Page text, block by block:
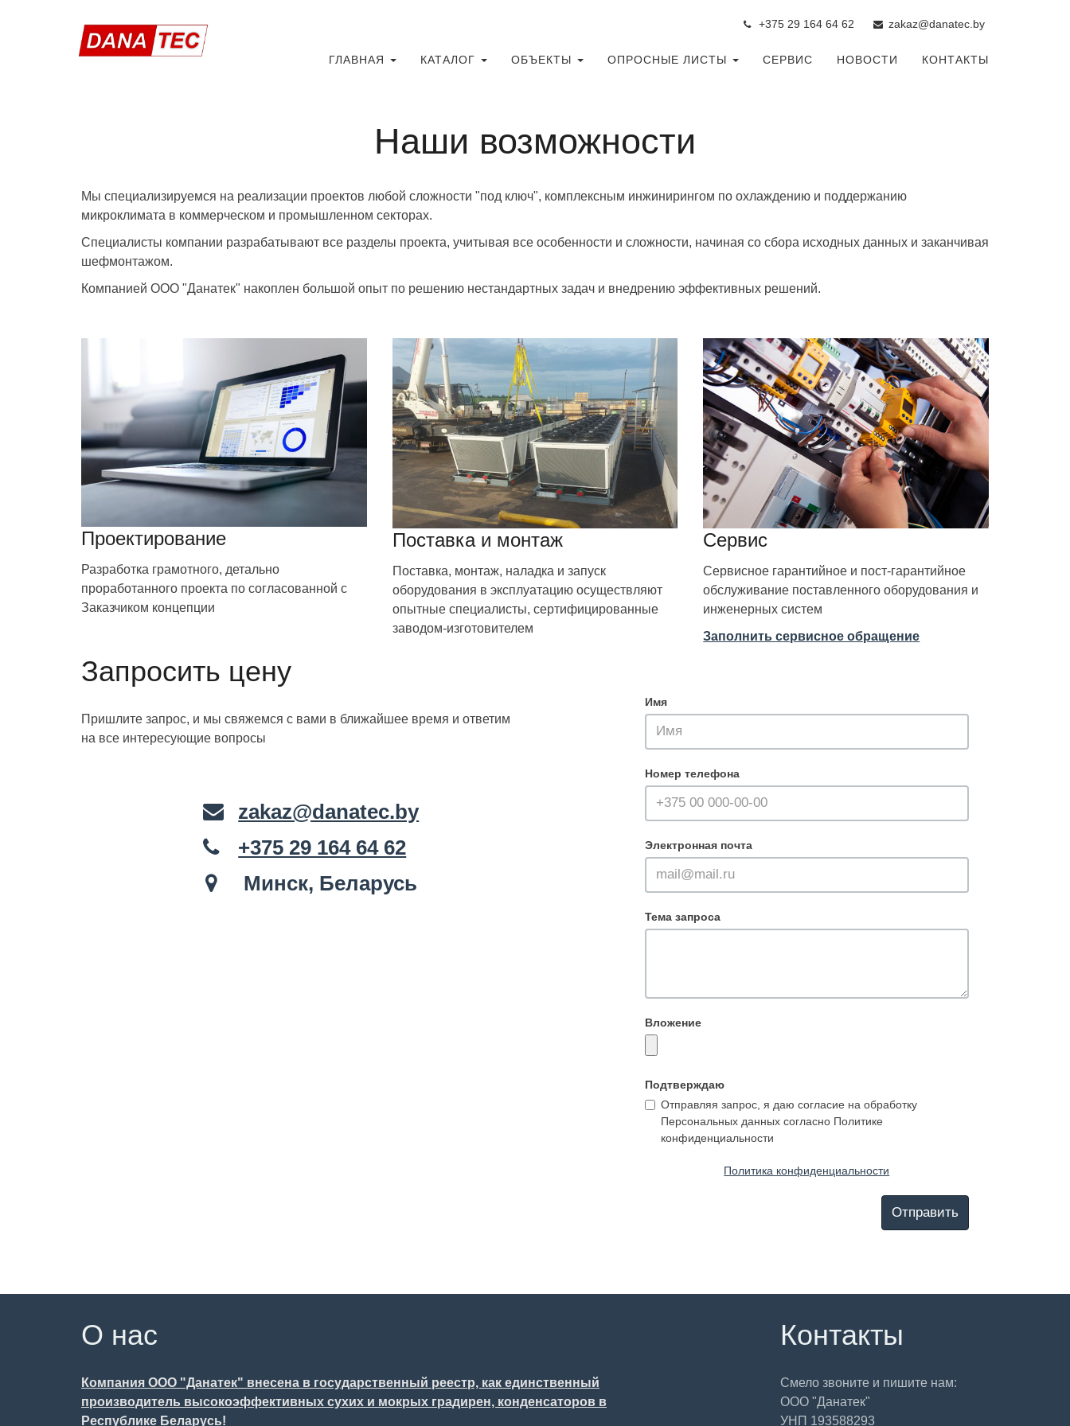
+375 29 164 64 62 zakaz@danatec.by
ГЛАВНАЯ КАТАЛОГ ОБЪЕКТЫ ОПРОСНЫЕ ЛИСТЫ СЕРВИС НОВОСТИ КОНТАКТЫ
Наши возможности
Мы специализируемся на реализации проектов любой сложности "под ключ", комплексным инжинирингом по охлаждению и поддержанию
микроклимата в коммерческом и промышленном секторах.
Специалисты компании разрабатывают все разделы проекта, учитывая все особенности и сложности, начиная со сбора исходных данных и заканчивая
шефмонтажом.
Компанией ООО "Данатек" накоплен большой опыт по решению нестандартных задач и внедрению эффективных решений.
Проектирование
Разработка грамотного, детально
проработанного проекта по согласованной с
Заказчиком концепции
Поставка и монтаж
Поставка, монтаж, наладка и запуск
оборудования в эксплуатацию осуществляют
опытные специалисты, сертифицированные
заводом-изготовителем
Сервис
Сервисное гарантийное и пост-гарантийное
обслуживание поставленного оборудования и
инженерных систем
Заполнить сервисное обращение
Запросить цену
Пришлите запрос, и мы свяжемся с вами в ближайшее время и ответим
на все интересующие вопросы
zakaz@danatec.by
+375 29 164 64 62
Минск, Беларусь
Имя
Номер телефона
Электронная почта
Тема запроса
Вложение
Подтверждаю
Отправляя запрос, я даю согласие на обработку
Персональных данных согласно Политике
конфиденциальности
Политика конфиденциальности
Отправить
О нас
Компания ООО "Данатек" внесена в государственный реестр, как единственный
производитель высокоэффективных сухих и мокрых градирен, конденсаторов в
Республике Беларусь!
Контакты
Смело звоните и пишите нам:
ООО "Данатек"
УНП 193588293